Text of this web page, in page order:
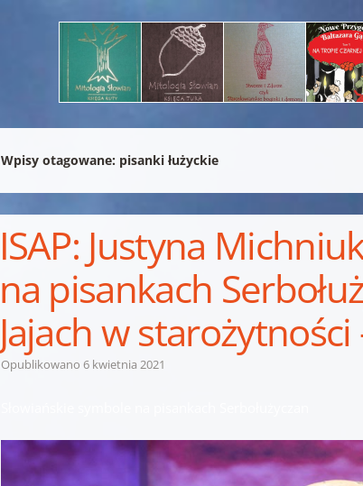
Wpisy otagowane: pisanki łużyckie
ISAP: Justyna
na pisankach
Jajach w starożytności
Opublikowano6 kwietnia 2021